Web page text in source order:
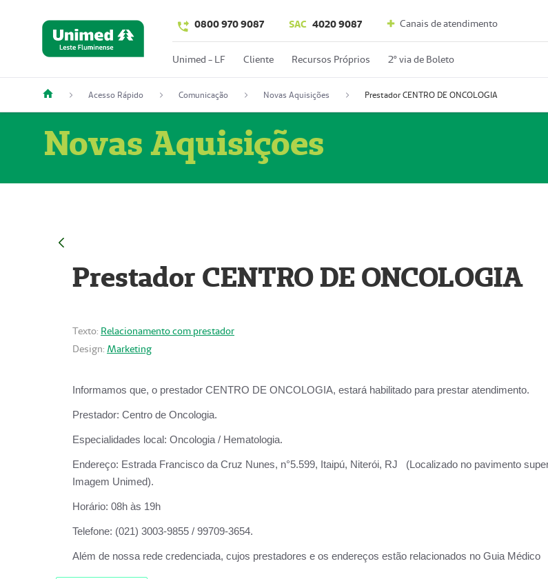
0800 970 9087 SAC 4020 9087 Canais de atendimento
Unimed - LF Cliente Recursos Próprios 2º via de Boleto
Acesso Rápido Comunicação Novas Aquisições Prestador CENTRO DE ONCOLOGIA
Novas Aquisições
Prestador CENTRO DE ONCOLOGIA
Texto: Relacionamento com prestador
Design: Marketing
Informamos que, o prestador CENTRO DE ONCOLOGIA, estará habilitado para prestar atendimento.
Prestador: Centro de Oncologia.
Especialidades local: Oncologia / Hematologia.
Endereço: Estrada Francisco da Cruz Nunes, n°5.599, Itaipú, Niterói, RJ (Localizado no pavimento
Imagem Unimed).
Horário: 08h às 19h
Telefone: (021) 3003-9855 / 99709-3654.
Além de nossa rede credenciada, cujos prestadores e os endereços estão relacionados no Guia Médico